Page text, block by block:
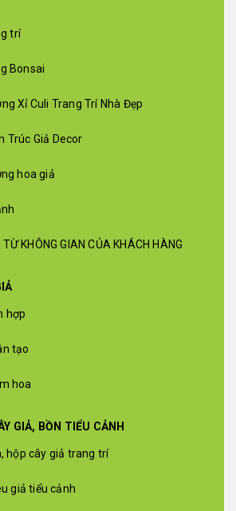
trí
Bonsai
Xỉ Culi Trang Trí Nhà Đẹp
Trúc Giả Decor
hoa giả
TỪ KHÔNG GIAN CỦA KHÁCH HÀNG
hợp
tạo
hoa
GIẢ, BỒN TIỂU CẢNH
hộp cây giả trang trí
giả tiểu cảnh